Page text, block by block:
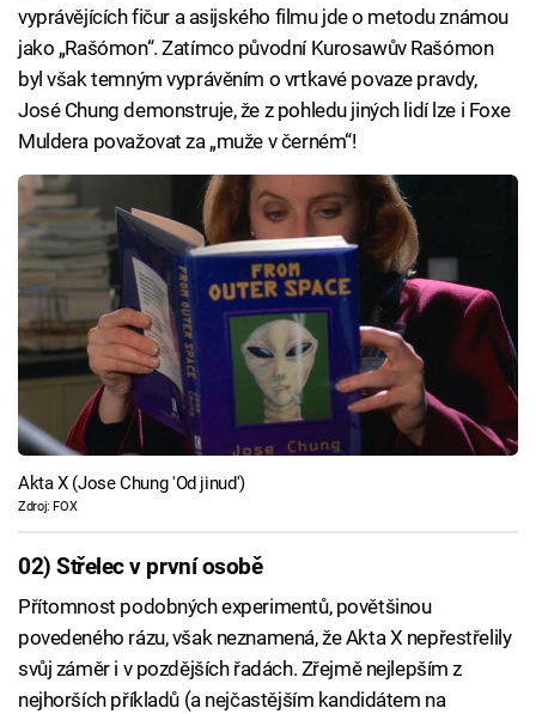
vyprávějících fičur a asijského filmu jde o metodu známou
jako „Rašómon“. Zatímco původní Kurosawův Rašómon
byl však temným vyprávěním o vrtkavé povaze pravdy,
José Chung demonstruje, že z pohledu jiných lidí lze i Foxe
Muldera považovat za „muže v černém“!
Akta X (Jose Chung 'Od jinud')
Zdroj: FOX
02) Střelec v první osobě
Přítomnost podobných experimentů, povětšinou
povedeného rázu, však neznamená, že Akta X nepřestřelily
svůj záměr i v pozdějších řadách. Zřejmě nejlepším z
nejhorších příkladů (a nejčastějším kandidátem na